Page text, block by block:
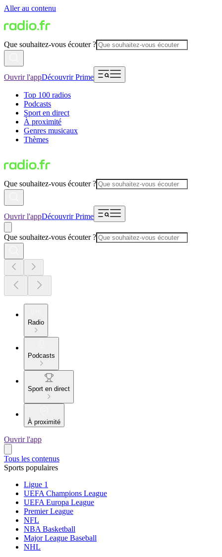
Aller au contenu
Que souhaitez-vous écouter ?
Ouvrir l'appDécouvrir Prime
Top 100 radios
Podcasts
Sport en direct
À proximité
Genres musicaux
Thèmes
Que souhaitez-vous écouter ?
Ouvrir l'appDécouvrir Prime
Que souhaitez-vous écouter ?
Radio
Podcasts
Sport en direct
À proximité
Ouvrir l'app
Tous les contenus
Sports populaires
Ligue 1
UEFA Champions League
UEFA Europa League
Premier League
NFL
NBA Basketball
Major League Baseball
NHL